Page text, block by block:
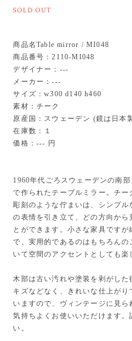
SOLD OUT
商品名Table mirror / MI048
商品番号：2110-MI048
デザイナー：---
メーカー：---
サイズ：w300 d140 h460
素材：チーク
原産国：スウェーデン (鏡は日本
在庫数：１
価格：--- 円
1960年代ごろスウェーデンの南
で作られたテーブルミラー。チ
彫刻のような佇まいは、シンプ
の表情を引き立て、どの方向から
とができます。小さな家具です
で、実用的であるのはもちろん
いて空間のアクセントとしても楽
木部は古い汚れや塗装を剥がし
キズなどなく、きれいな仕上が
いますので、ヴィンテージに見ら
気持ちよくお使いいただけます
い。